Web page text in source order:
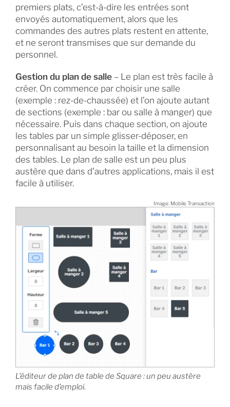
premiers plats, c’est-à-dire les entrées sont
envoyés automatiquement, alors que les
commandes des autres plats restent en attente,
et ne seront transmises que sur demande du
personnel.
Gestion du plan de salle– Le plan est très facile à
créer. On commence par choisir une salle
(exemple : rez-de-chaussée) et l’on ajoute autant
de sections (exemple : bar ou salle à manger) que
nécessaire. Puis dans chaque section, on ajoute
les tables par un simple glisser-déposer, en
personnalisant au besoin la taille et la dimension
des tables. Le plan de salle est un peu plus
austère que dans d’autres applications, mais il est
facile à utiliser.
Image: Mobile Transaction
L’éditeur de plan de table de Square : un peu austère
mais facile d’emploi.